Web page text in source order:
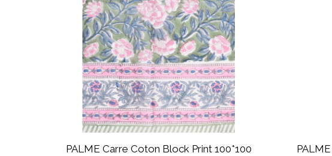
PALME Carre Coton Block Print 100*100